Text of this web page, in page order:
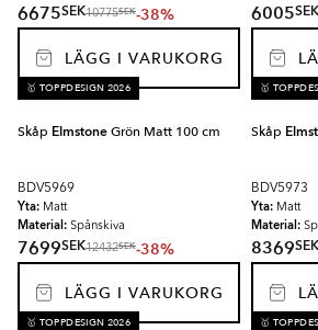
6675SEK10775SEK-38%
LÄGG I VARUKORG
6005SEK
🥇 TOPPDESIGN 2026
Skåp ElmstoneGrön Matt 100 cm
BDV5969
Yta: Matt
Material: Spånskiva
7699SEK12432SEK-38%
LÄGG I VARUKORG
🥇
Skåp
BDV5973
Yta: Matt
Material:
8369SEK
🥇 TOPPDESIGN 2026 🥇